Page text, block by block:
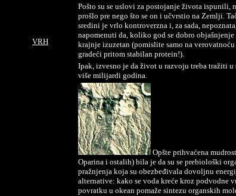
VRH
Pošto su se uslovi za postojanje života
prošlo pre nego što se on i učvrstio na Zemlji.
sredini je vrlo kontroverzna i, za sada,
napomenuti da, koliko god se dobro
krajnje izuzetan (pomislite samo na
gradeći pritom stabilan protein!).
Ipak, izvesno je da život u razvoju treba tražiti
više milijardi godina.
Opšte prihvaćena
Oparina i ostalih) bila je da su se prebiološki
pražnjenja koja su obezbeđivala dovoljnu
alternative: kako se voda kreće kroz podvodne
povratku u okean pomaže sintezu organskih